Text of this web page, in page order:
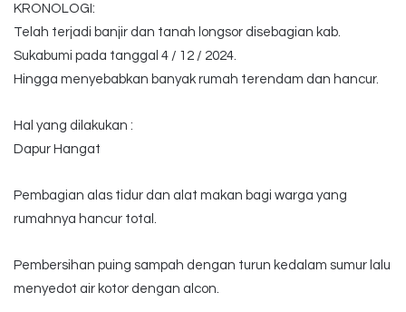
KRONOLOGI:
Telah terjadi banjir dan tanah longsor disebagian kab.
Sukabumi pada tanggal 4 / 12 / 2024.
Hingga menyebabkan banyak rumah terendam dan hancur.
Hal yang dilakukan :
Dapur Hangat
Pembagian alas tidur dan alat makan bagi warga yang
rumahnya hancur total.
Pembersihan puing sampah dengan turun kedalam sumur lalu
menyedot air kotor dengan alcon.